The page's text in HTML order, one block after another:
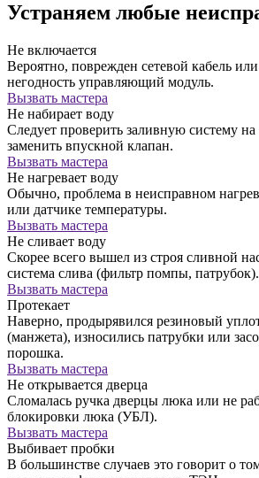
Устраняем любые
Не включается
Вероятно, поврежден сетевой кабель
негодность управляющий модуль.
Вызвать мастера
Не набирает воду
Следует проверить заливную систему на
заменить впускной клапан.
Вызвать мастера
Не нагревает воду
Обычно, проблема в неисправном
или датчике температуры.
Вызвать мастера
Не сливает воду
Скорее всего вышел из строя сливной
система слива (фильтр помпы, патрубок).
Вызвать мастера
Протекает
Наверно, продырявился резиновый
(манжета), износились патрубки или
порошка.
Вызвать мастера
Не открывается дверца
Сломалась ручка дверцы люка или не
блокировки люка (УБЛ).
Вызвать мастера
Выбивает пробки
В большинстве случаев это говорит о